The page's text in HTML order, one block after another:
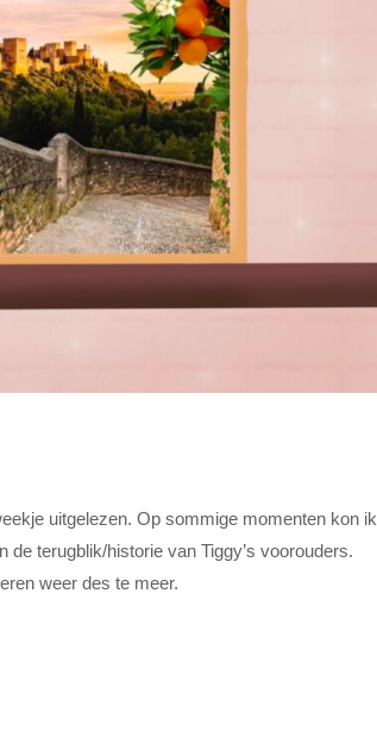
uitgelezen. Op sommige momenten kon ik
terugblik/historie van Tiggy’s voorouders.
weer des te meer.